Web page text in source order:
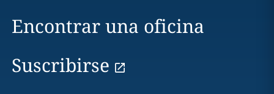
Encontrar una oficina
Suscribirse